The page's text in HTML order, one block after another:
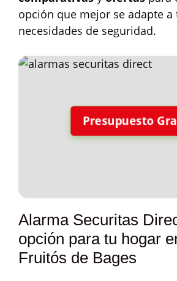
opción que mejor se adapte a
necesidades de seguridad.
Presupuesto
Alarma Securitas
opción para tu hogar
Fruitós de Bages